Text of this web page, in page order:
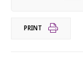
PRINT